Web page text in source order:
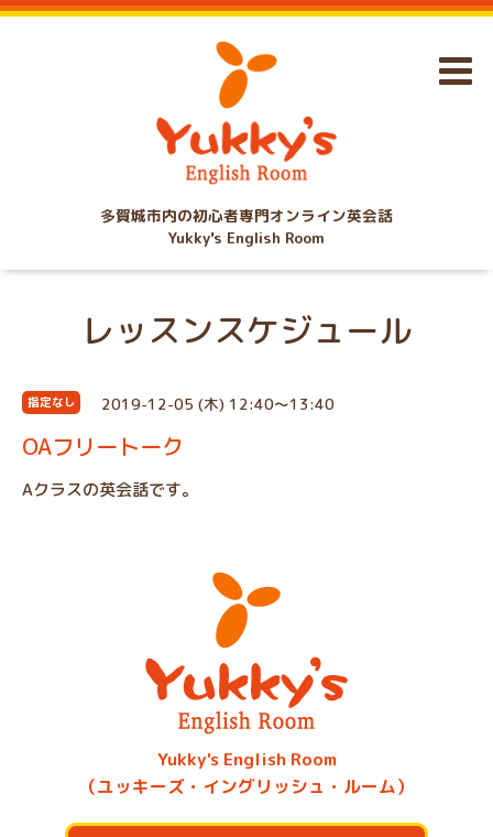
多賀城市内の初心者専門オンライン英会話
Yukky's English Room
レッスンスケジュール
指定なし 2019-12-05 (木) 12:40～13:40
OAフリートーク
Aクラスの英会話です。
Yukky's English Room
（ユッキーズ・イングリッシュ・ルーム）